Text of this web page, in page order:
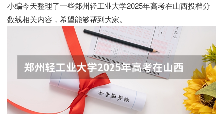
小编今天整理了一些郑州轻工业大学2025年高考在山西投档分
数线相关内容，希望能够帮到大家。